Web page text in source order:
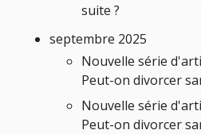
suite ?
septembre 2025
Nouvelle série
Peut-on divorcer
Nouvelle série
Peut-on divorcer